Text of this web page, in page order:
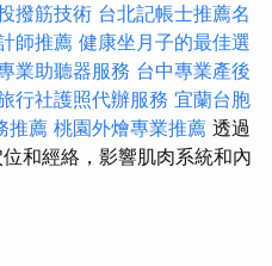
撥筋技術 台北記帳士推薦名
師推薦 健康坐月子的最佳選
業助聽器服務 台中專業產後
行社護照代辦服務 宜蘭台胞
推薦 桃園外燴專業推薦 透過
和經絡，影響肌肉系統和內